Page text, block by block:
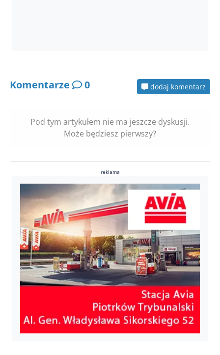
Komentarze 0 dodaj komentarz
Pod tym artykułem nie ma jeszcze dyskusji.
Może będziesz pierwszy?
reklama